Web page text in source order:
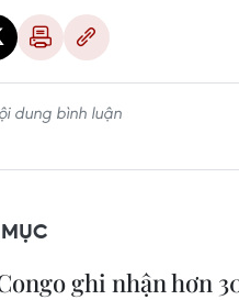
ghi nhận hơn